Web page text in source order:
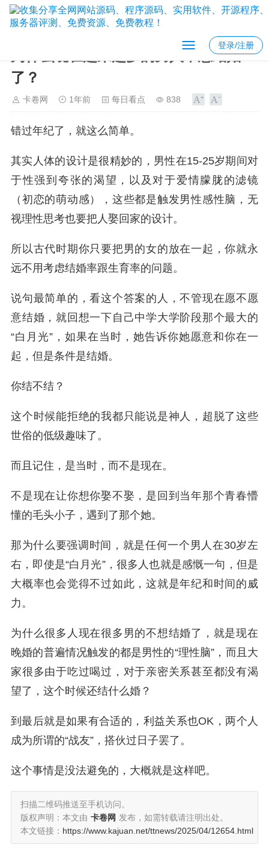
登录/注册
为什么现在越来越多的男人不想结婚
了？
卡卷网 1年前 每日看点 838
错过年纪了，就这么简单。
其实人体的设计是很精妙的，男性在15-25岁期间对
于性强到夸张的渴望，以及对于爱情朦胧的滤镜
（初恋的萌动感），这些都是触发男性感性脑，无
视理性思考也要把人娶回家的设计。
所以古代时期你只要把男的女的放在一起，你就永
远不用考虑结婚率跟生育率的问题。
说句最简单的，看这个答案的人，不管现在愿不愿
意结婚，就回想一下自己中学大学阶段那个最大的
“白月光”，如果在当时，她告诉你她愿意和你在一
起，但是条件是结婚。
你结不结？
这个时候能拒绝的我都只能说是神人，超脱了这些
世俗的低级趣味了。
而且记住，是当时，而不是现在。
不是现在让你想你娶不娶，是回到当年那个青春懵
懂的毛头小子，遇到了那个她。
那为什么要强调时间，就是任何一个男人在30岁左
右，即使是“白月光”，很多人也就是感慨一句，但是
大概率也会觉得不过如此，这就是年纪和时间的威
力。
为什么很多人现在很多男的不想结婚了，就是现在
晚婚的普遍情况触发的都是男性的“理性脑”，而且大
家很多由于吃过喝过，对于亲密关系甚至都没有渴
望了，这个时候还结什么婚？
到最后就是如果有合适的，利益关系也OK，两个人
成为所谓的“战友”，搭伙过日子罢了。
这个事情是没法避免的，大概就是这样吧。
扫描二维码推送至手机访问。
版权声明：本文由 卡卷网 发布，如需转载请注明出处。
本文链接： https://www.kajuan.net/ttnews/2025/04/12654.html